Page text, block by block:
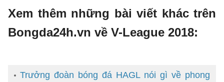
Xem thêm những bài viết khác trên
Bongda24h.vn về V-League 2018:
Trưởng đoàn bóng đá HAGL nói gì về phong